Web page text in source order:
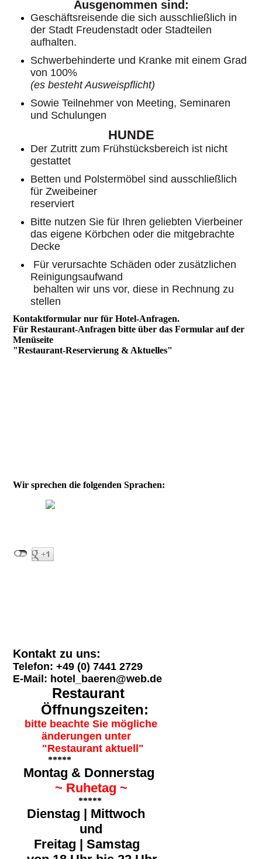
Ausgenommen sind:
Geschäftsreisende die sich ausschließlich in
der Stadt Freudenstadt oder Stadteilen
aufhalten.
Schwerbehinderte und Kranke mit einem Grad
von 100%
(es besteht Ausweispflicht)
Sowie Teilnehmer von Meeting, Seminaren
und Schulungen
HUNDE
Der Zutritt zum Frühstücksbereich ist nicht
gestattet
Betten und Polstermöbel sind ausschließlich
für Zweibeiner
reserviert
Bitte nutzen Sie für Ihren geliebten Vierbeiner
das eigene Körbchen oder die mitgebrachte
Decke
Für verursachte Schäden oder zusätzlichen
Reinigungsaufwand
behalten wir uns vor, diese in Rechnung zu
stellen
Kontaktformular nur für Hotel-Anfragen.
Für Restaurant-Anfragen bitte über das Formular auf der
Menüseite
"Restaurant-Reservierung & Aktuelles"
Wir sprechen die folgenden Sprachen:
Kontakt zu uns:
Telefon: +49 (0) 7441 2729
E-Mail: hotel_baeren@web.de
Restaurant
Öffnungszeiten:
bitte beachte Sie mögliche
änderungen unter
"Restaurant aktuell"
*****
Montag & Donnerstag
~ Ruhetag ~
*****
Dienstag | Mittwoch
und
Freitag | Samstag